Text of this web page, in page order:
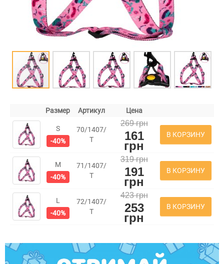
Размер Артикул Цена
S
-40%
70/1407/
Т
269 грн
161
грн
В КОРЗИНУ
M
-40%
71/1407/
Т
319 грн
191
грн
В КОРЗИНУ
L
-40%
72/1407/
Т
423 грн
253
грн
В КОРЗИНУ